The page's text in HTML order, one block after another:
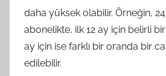
daha yüksek olabilir. Örneğin,
abonelikte, ilk 12 ay için belirli
ay için ise farklı bir oranda bir
edilebilir.